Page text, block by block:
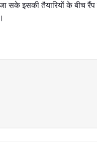
सके इसकी तैयारियों के बीच रैंप